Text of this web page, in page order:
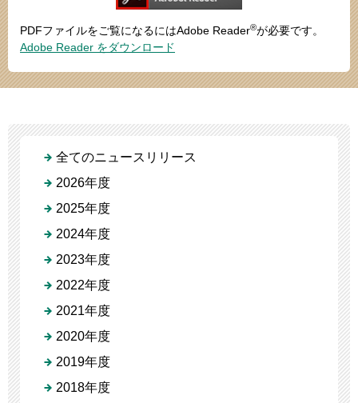
PDFファイルをご覧になるにはAdobe Reader®が必要です。
Adobe Reader をダウンロード
全てのニュースリリース
2026年度
2025年度
2024年度
2023年度
2022年度
2021年度
2020年度
2019年度
2018年度